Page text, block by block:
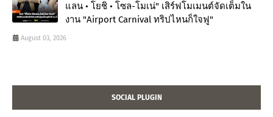
แลน • โยชิ • โซล-โมเน่" เสิร์ฟโมเมนต์จัดเต็มใน
งาน "Airport Carnival ทริปไหนก็ใจฟู"
August 03, 2026
SOCIAL PLUGIN